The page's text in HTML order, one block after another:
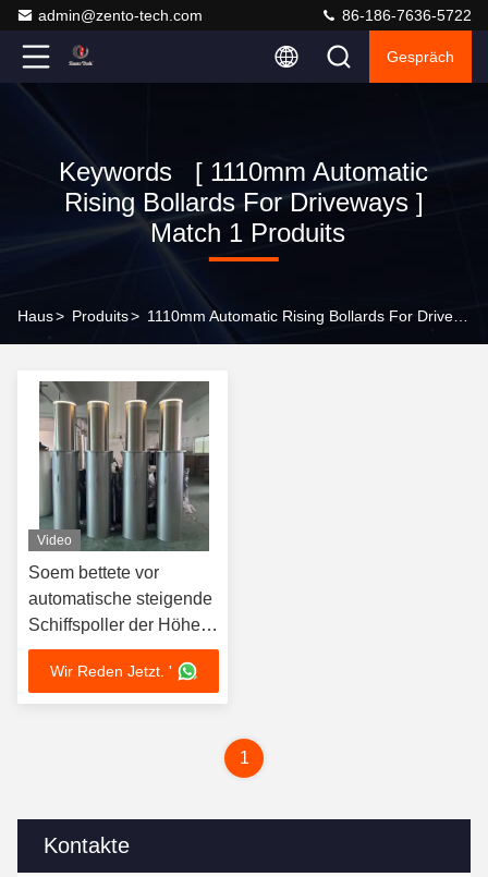
admin@zento-tech.com 86-186-7636-5722
Gespräch
Keywords [ 1110mm Automatic
Rising Bollards For Driveways ]
Match 1 Produits
Haus> Produits>
Kontakte
Video
Soem bettete vor
automatische steigende
Schiffspoller der Höhen-
1110mm für Fahrstraßen
einWir Reden Jetzt. '
1